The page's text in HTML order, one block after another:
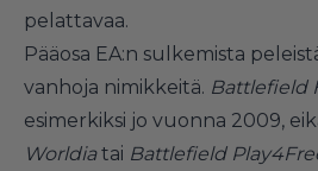
pelattavaa.
Pääosa EA:n sulkemista
vanhoja nimikkeitä. Battlefield
esimerkiksi jo vuonna 2009,
Worldiatai Battlefield